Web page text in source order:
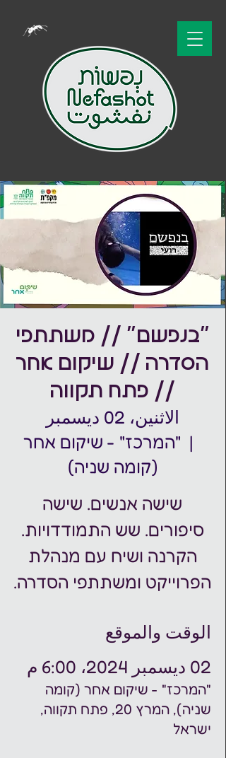
"בנפשם" // משתתפי
הסדרה // שיקום אחר
// פתח תקווה
الاثنين، 02 ديسمبر
  |
"המרכז" - שיקום אחר
(קומה שניה)
שישה אנשים. שישה
הקרנה ושיח עם מנהלת
הפרוייקט ומשתתפי הסדרה.
الوقت والموقع
02 ديسمبر 2024، 6:00 م
"המרכז" - שיקום אחר (קומה
שניה), המרץ 20, פתח תקווה,
ישראל